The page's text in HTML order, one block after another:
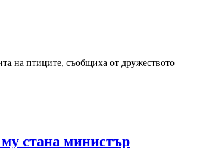
на птиците, съобщиха от дружеството
стана министър